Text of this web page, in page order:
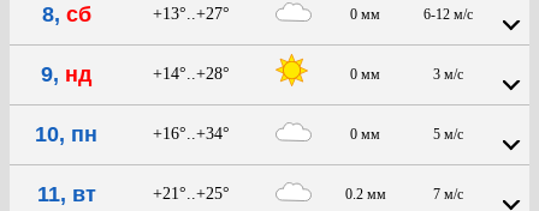
8, сб +13°..+27° 0 мм 6-12 м/с
9, нд +14°..+28° 0 мм 3 м/с
10, пн +16°..+34° 0 мм 5 м/с
11, вт +21°..+25° 0.2 мм 7 м/с